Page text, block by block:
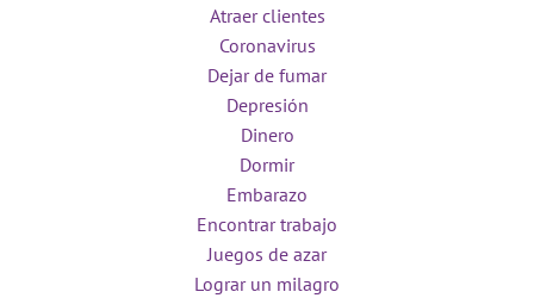
Atraer clientes
Coronavirus
Dejar de fumar
Depresión
Dinero
Dormir
Embarazo
Encontrar trabajo
Juegos de azar
Lograr un milagro